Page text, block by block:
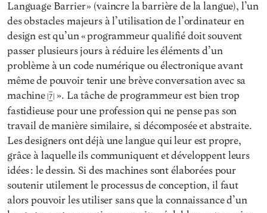
Language Barrier » (vaincre la barrière de la langue), l’un
des obstacles majeurs à l’utilisation de l’ordinateur en
design est qu’un « programmeur qualifié doit souvent
passer plusieurs jours à réduire les éléments d’un
problème à un code numérique ou électronique avant
même de pouvoir tenir une brève conversation avec sa
machine 7 ». La tâche de programmeur est bien trop
fastidieuse pour une profession qui ne pense pas son
travail de manière similaire, si décomposée et abstraite.
Les designers ont déjà une langue qui leur est propre,
grâce à laquelle ils communiquent et développent leurs
idées : le dessin. Si des machines sont élaborées pour
soutenir utilement le processus de conception, il faut
alors pouvoir les utiliser sans que la connaissance d’un